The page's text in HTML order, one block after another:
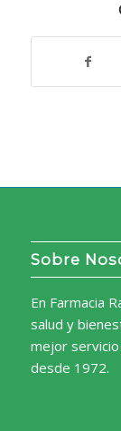
Sobre
En Farmacia
salud y
mejor
desde 1972.